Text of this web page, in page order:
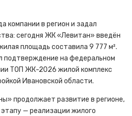
компании в регион и задал
сегодня ЖК «Левитан» введён
площадь составила 9 777 м².
подтверждение на федеральном
ТОП ЖК-2026 жилой комплекс
Ивановской области.
продолжает развитие в регионе,
— реализации жилого